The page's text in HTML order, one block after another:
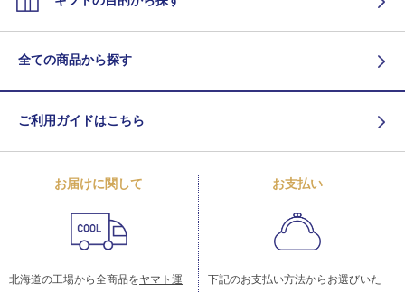
全ての商品から探す
ご利用ガイドはこちら
お届けに関して
北海道の工場から全商品をヤマト運
お支払い
下記のお支払い方法からお選びいた